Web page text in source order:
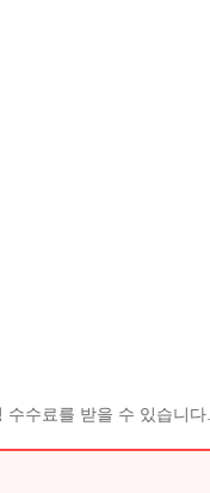
수수료를 받을 수 있습니다.